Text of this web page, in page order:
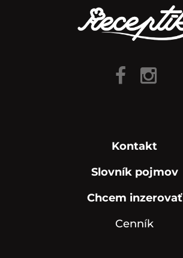
Kontakt
Slovník pojmov
Chcem inzerovať
Cenník